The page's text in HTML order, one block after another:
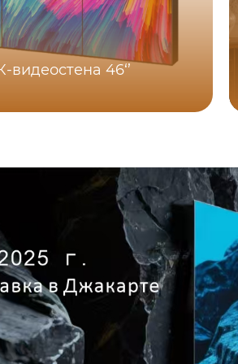
видеостена 46‘’